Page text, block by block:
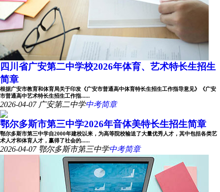
四川省广安第二中学校2026年体育、艺术特长生招生
简章
根据广安市教育和体育局关于印发《广安市普通高中体育特长生招生工作指导意见》《广安
市普通高中艺术特长生招生工作指......
2026-04-07 广安第二中学中考简章
鄂尔多斯市第三中学2026年音体美特长生招生简章
鄂尔多斯市第三中学自2000年建校以来，为高等院校输送了大量优秀人才，其中包括各类艺
术人才和体育人才，赢得了社会的......
2026-04-07 鄂尔多斯市第三中学中考简章